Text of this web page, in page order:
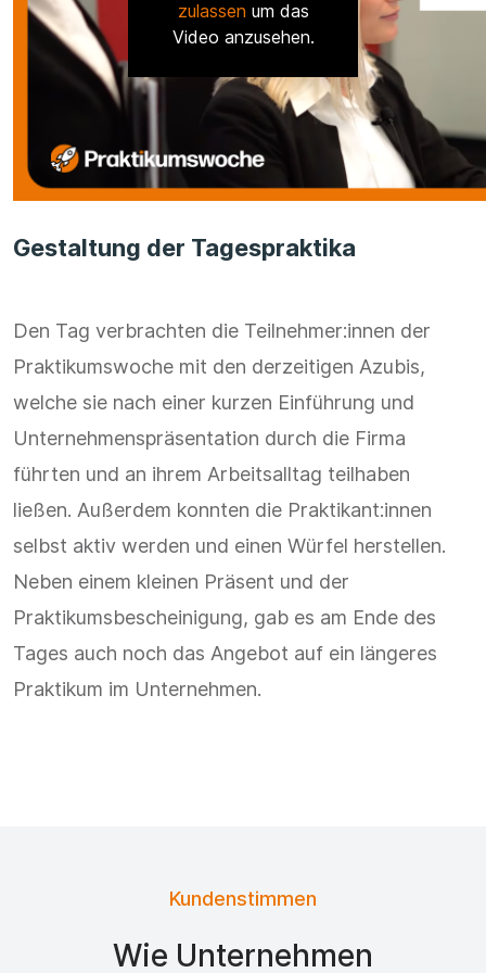
zulassen um das
Video anzusehen.
Gestaltung der Tagespraktika
Den Tag verbrachten die Teilnehmer:innen der
Praktikumswoche mit den derzeitigen Azubis,
welche sie nach einer kurzen Einführung und
Unternehmenspräsentation durch die Firma
führten und an ihrem Arbeitsalltag teilhaben
ließen. Außerdem konnten die Praktikant:innen
selbst aktiv werden und einen Würfel herstellen.
Neben einem kleinen Präsent und der
Praktikumsbescheinigung, gab es am Ende des
Tages auch noch das Angebot auf ein längeres
Praktikum im Unternehmen.
Kundenstimmen
Wie Unternehmen